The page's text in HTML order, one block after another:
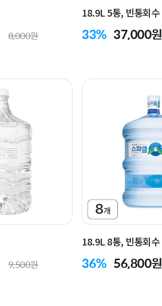
8,000원
18.9L 5통, 빈통회수
33% 37,000원
9,500원
18.9L 8통, 빈통회수
36% 56,800원